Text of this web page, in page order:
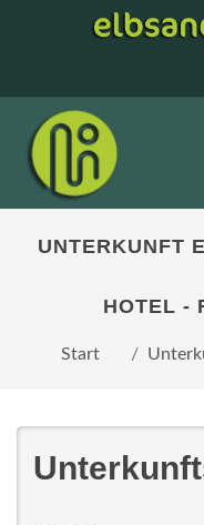
UNTERKUNFT
HOTEL -
Start